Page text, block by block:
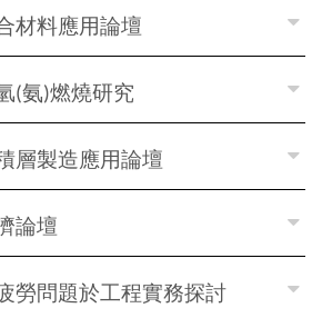
材料應用論壇
(氨)燃燒研究
層製造應用論壇
論壇
勞問題於工程實務探討